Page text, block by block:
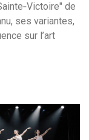
de
ses variantes,
sur l’art